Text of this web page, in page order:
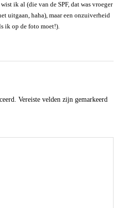
ik al (die van de SPF, dat was vroeger
uitgaan, haha), maar een onzuiverheid
ik op de foto moet!).
Vereiste velden zijn gemarkeerd